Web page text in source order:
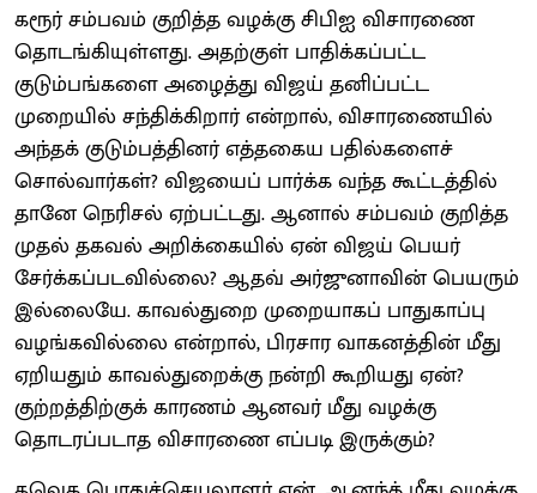
கரூர் சம்பவம் குறித்த வழக்கு சிபிஐ விசாரணை
தொடங்கியுள்ளது. அதற்குள் பாதிக்கப்பட்ட
குடும்பங்களை அழைத்து விஜய் தனிப்பட்ட
முறையில் சந்திக்கிறார் என்றால், விசாரணையில்
அந்தக் குடும்பத்தினர் எத்தகைய பதில்களைச்
சொல்வார்கள்? விஜயைப் பார்க்க வந்த கூட்டத்தில்
தானே நெரிசல் ஏற்பட்டது. ஆனால் சம்பவம் குறித்த
முதல் தகவல் அறிக்கையில் ஏன் விஜய் பெயர்
சேர்க்கப்படவில்லை? ஆதவ் அர்ஜுனாவின் பெயரும்
இல்லையே. காவல்துறை முறையாகப் பாதுகாப்பு
வழங்கவில்லை என்றால், பிரசார வாகனத்தின் மீது
ஏறியதும் காவல்துறைக்கு நன்றி கூறியது ஏன்?
குற்றத்திற்குக் காரணம் ஆனவர் மீது வழக்கு
தொடரப்படாத விசாரணை எப்படி இருக்கும்?